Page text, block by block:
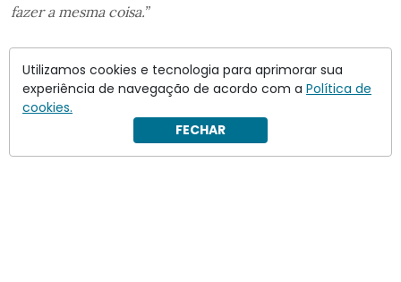
fazer a mesma coisa.”
Utilizamos cookies e tecnologia para aprimorar sua
experiência de navegação de acordo com a Política de
cookies.
FECHAR